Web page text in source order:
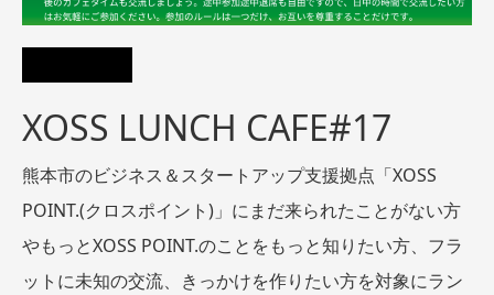
XOSS LUNCH CAFE#17
熊本市のビジネス＆スタートアップ支援拠点「XOSS
POINT.(クロスポイント)」にまだ来られたことがない方
やもっとXOSS POINT.のことをもっと知りたい方、フラ
ットに未知の交流、きっかけを作りたい方を対象にラン